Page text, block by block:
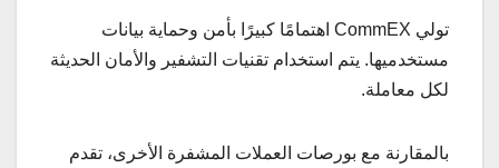
تولي CommEX اهتمامًا كبيرًا بأمن وحماية بيانات
مستخدميها. يتم استخدام تقنيات التشفير والأمان الحديثة
لكل معاملة.
بالمقارنة مع بورصات العملات المشفرة الأخرى، تقدم